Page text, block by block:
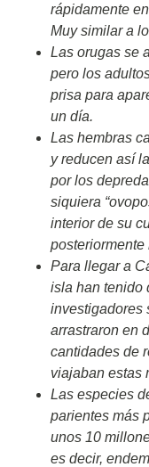
rápidamente
Muy similar a
Las orugas se
pero los
prisa para
un día.
Las hembras
y reducen así
por los
siquiera
interior de su
posteriormente
Para llegar a
isla han tenido
investigadores
arrastraron en
cantidades de
viajaban estas
Las especies
parientes más
unos 10
es decir,